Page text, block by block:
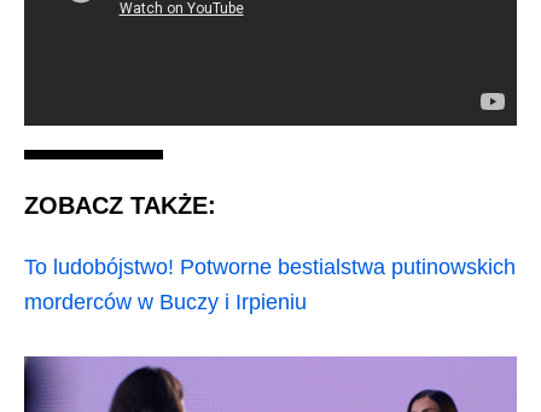
ZOBACZ TAKŻE:
To ludobójstwo! Potworne bestialstwa putinowskich
morderców w Buczy i Irpieniu